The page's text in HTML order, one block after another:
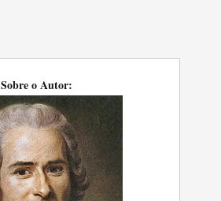
Sobre o Autor: